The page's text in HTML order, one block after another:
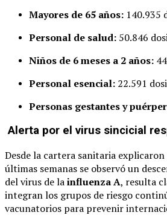
Mayores de 65 años: 140.935
Personal de salud: 50.846
Niños de 6 meses a 2 años:
Personal esencial: 22.591
Personas gestantes y
Alerta por el virus sincicial
Desde la cartera sanitaria explicaron
últimas semanas se observó un
del virus de lainfluenza A, resulta
integran los grupos de riesgo
vacunatorios para prevenir